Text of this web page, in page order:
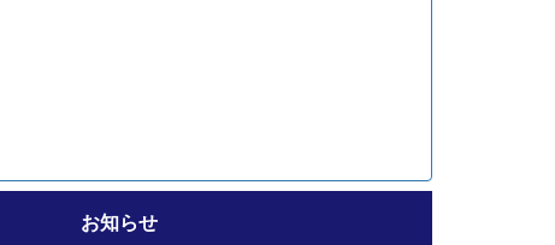
お知らせ